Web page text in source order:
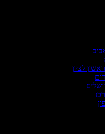
לציון